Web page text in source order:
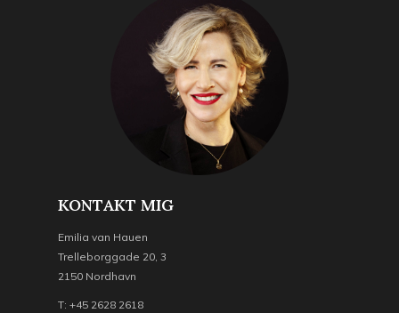
KONTAKT MIG
Emilia van Hauen
Trelleborggade 20, 3
2150 Nordhavn
T: +45 2628 2618